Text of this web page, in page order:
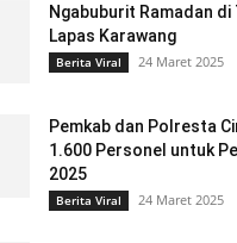
Ngabuburit Ramadan di
Lapas Karawang
Berita Viral 24 Maret 2025
Pemkab dan Polresta
1.600 Personel untuk
2025
Berita Viral 24 Maret 2025